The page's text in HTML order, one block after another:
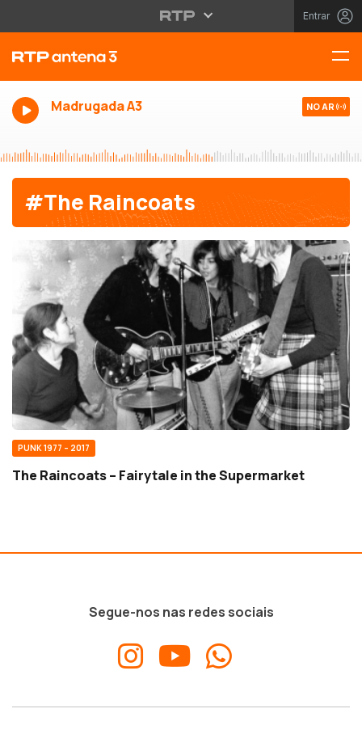
Entrar
Madrugada A3 NO AR
#The Raincoats
PUNK 1977 – 2017
The Raincoats – Fairytale in the Supermarket
Segue-nos nas redes sociais